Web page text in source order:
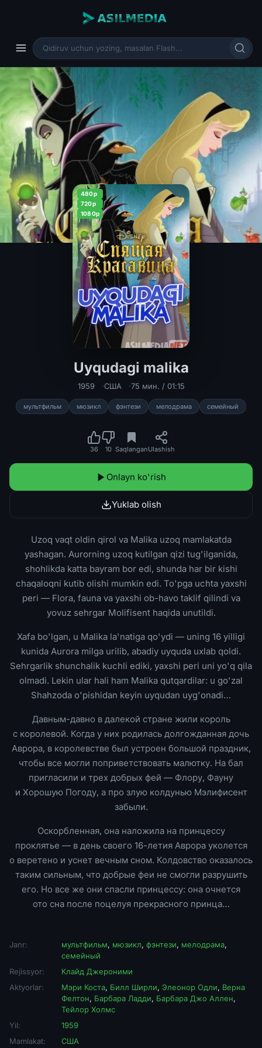
480p
720p
1080p
Uyqudagi malika
Uyqudagi malika multfilm Uzbek
1959 США 75 мин. / 01:15
мультфильм мюзикл фэнтези мелодрама семейный
36 10 SaqlanganUlashish
Onlayn ko'rish
Yuklab olish
Uzoq vaqt oldin qirol va Malika uzoq mamlakatda
yashagan. Aurorning uzoq kutilgan qizi tug'ilganida,
shohlikda katta bayram bor edi, shunda har bir kishi
chaqaloqni kutib olishi mumkin edi. To'pga uchta yaxshi
peri — Flora, fauna va yaxshi ob-havo taklif qilindi va
yovuz sehrgar Molifisent haqida unutildi.
Xafa bo'lgan, u Malika la'natiga qo'ydi — uning 16 yilligi
kunida Aurora milga urilib, abadiy uyquda uxlab qoldi.
Sehrgarlik shunchalik kuchli ediki, yaxshi peri uni yo'q qila
olmadi. Lekin ular hali ham Malika qutqardilar: u go'zal
Shahzoda o'pishidan keyin uyqudan uyg'onadi…
Давным-давно в далекой стране жили король
с королевой. Когда у них родилась долгожданная дочь
Аврора, в королевстве был устроен большой праздник,
чтобы все могли поприветствовать малютку. На бал
пригласили и трех добрых фей — Флору, Фауну
и Хорошую Погоду, а про злую колдунью Мэлифисент
забыли.
Оскорбленная, она наложила на принцессу
проклятье — в день своего 16-летия Аврора уколется
о веретено и уснет вечным сном. Колдовство оказалось
таким сильным, что добрые феи не смогли разрушить
его. Но все же они спасли принцессу: она очнется
ото сна после поцелуя прекрасного принца…
Janr: мультфильм, мюзикл, фэнтези, мелодрама,
семейный
Rejissyor:
Клайд Джероними
Aktyorlar:
Мэри Коста, Билл Ширли, Элеонор Одли, Верна
Фелтон, Барбара Ладди, Барбара Джо Аллен,
Тейлор Холмс
Yil:
1959
Mamlakat:
США